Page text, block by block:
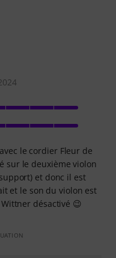
le cordier Fleur de
sur le deuxième violon
et donc il est
et le son du violon est
désactivé 😉